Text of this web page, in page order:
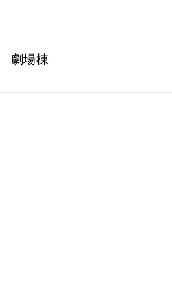
劇場棟